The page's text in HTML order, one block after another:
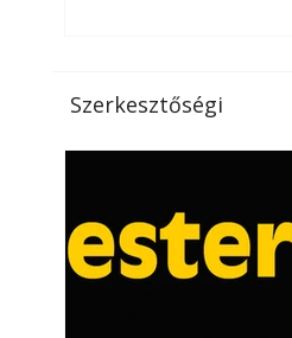
jelentőséget kapott,
nyári hőhullámok
a megoldást a meleg
már egyre többen
olyan kültéri hűtési
Szerkesztőségi